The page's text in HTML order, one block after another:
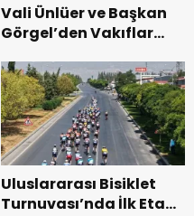
Vali Ünlüer ve Başkan
Görgel’den Vakıflar
ziyaret.
Uluslararası Bisiklet
Turnuvası’nda İlk Etap